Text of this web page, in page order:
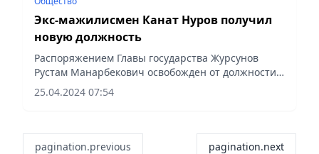
Экс-мажилисмен Канат Нуров получил
новую должность
Распоряжением Главы государства Журсунов
Рустам Манарбекович освобожден от должности
Уполномоченного по защите прав
предпринимателей Казахстана.
25.04.2024 07:54
pagination.previous pagination.next